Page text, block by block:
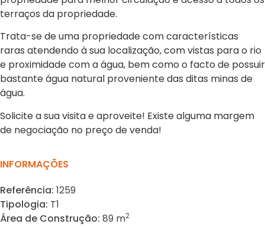
terraços da propriedade.
Trata-se de uma propriedade com características
raras atendendo à sua localização, com vistas para o rio
e proximidade com a água, bem como o facto de possuir
bastante água natural proveniente das ditas minas de
água.
Solicite a sua visita e aproveite! Existe alguma margem
de negociação no preço de venda!
INFORMAÇÕES
Referência: 1259
Tipologia: T1
Área de Construção: 89 m2